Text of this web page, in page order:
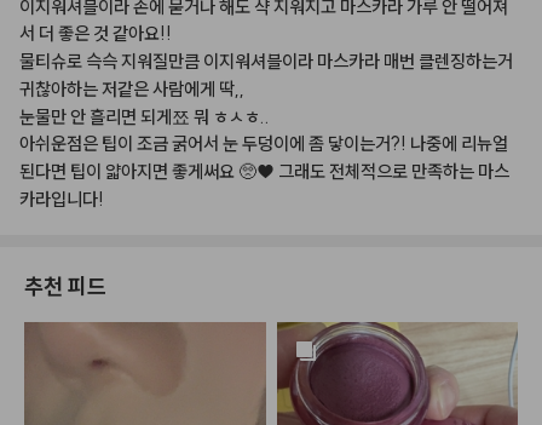
이지워셔블이라손에 묻거나해도 샥지워지고 마스카라 가루안떨어져
서 더 좋은 것 같아요!!
물티슈로 슥슥지워질만큼 이지워셔블이라 마스카라 매번 클렌징하는거
귀찮아하는저같은사람에게 딱,,
눈물만안 흘리면 되게쬬 뭐 ㅎㅅㅎ..
아쉬운점은 팁이 조금굵어서 눈두덩이에 좀 닿이는거?! 나중에 리뉴얼
된다면 팁이 얇아지면 좋게써요 🥺♥ 그래도전체적으로 만족하는 마스
카라입니다!
추천 피드